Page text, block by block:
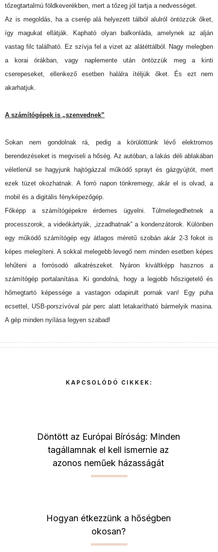
tőzegtartalmú földkeverékben, mert a tőzeg jól tartja a nedvességet.
Az is megoldás, ha a cserép alá helyezett tálból alulról öntözzük őket,
így magukat ellátják. Kapható olyan balkonláda, amelynek az alján
vastag filc található. Ez szívja fel a vizet az alátéttálból. Nagy melegben
a korai órákban, vagy naplemente után öntözzük meg a kinti
cserepeseket, ellenkező esetben halálra ítéljük őket. És ezt nem
akarhatjuk.
A számítógépek is „szenvednek”
Sokan nem gondolnak rá, pedig a körülöttünk lévő elektromos
berendezéseket is megviseli a hőség. Az autóban, a lakás déli ablakában
véletlenül se hagyjunk hajtógázzal működő sprayt és gázgyújtót, mert
ezek tüzet okozhatnak. A forró napon tönkremegy, akár el is olvad, a
mobil és a digitális fényképezőgép.
Főképp a számítógépekre érdemes ügyelni. Túlmelegedhetnek a
processzorok, a videókártyák, „izzadhatnak” a kondenzátorok. Különben
egy működő számítógép egy átlagos méretű szobán akár 2-3 fokot is
képes melegíteni. A sokkal melegebb levegő nem minden esetben képes
lehűteni a forrósodó alkatrészeket. Nyáron kiváltképp hasznos a
számítógép portalanítása. Ki gondolná, hogy a legjobb hőszigetelő és
hőmegtartó képessége a vastagon odapirult pornak van! Egy puha
ecsettel, USB-porszívóval pár perc alatt letakarítható bármelyik masina.
A gép minden nyílása legyen szabad!
KAPCSOLÓDÓ CIKKEK:
Döntött az Európai Bíróság: Minden
tagállamnak el kell ismernie az
azonos neműek házasságát
Hogyan étkezzünk a hőségben
okosan?